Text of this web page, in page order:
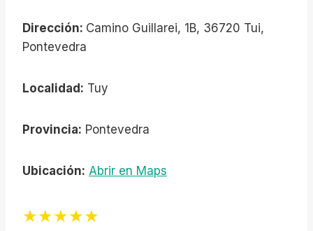
Dirección: Camino Guillarei, 1B, 36720 Tui,
Pontevedra
Localidad: Tuy
Provincia: Pontevedra
Ubicación: Abrir en Maps
★★★★★